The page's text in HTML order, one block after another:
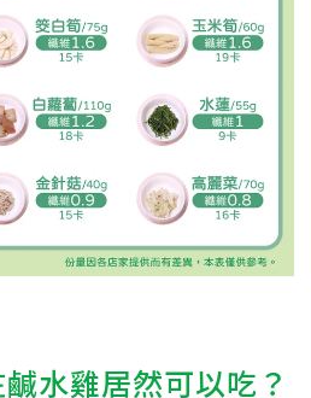
鹹水雞居然可以吃？